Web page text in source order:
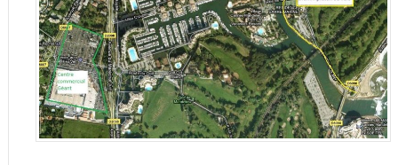
СЕН ТРОПЕ?
CАН РАФАЭЛЬ
ТУЛОН
ЧТО ПОСЕТИТЬ ВОКРУГ
ТУЛОНА?
ФРЕЖЮС
ГИД В ТУРИНЕ –
ЛЮДМИЛА ИВАНОВА
ГИД В ЯПОНИИ –
КОНСТАНТИН
ГИД В БЕРЛИНЕ